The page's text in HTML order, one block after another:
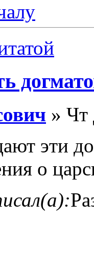
» Чт
эти
о